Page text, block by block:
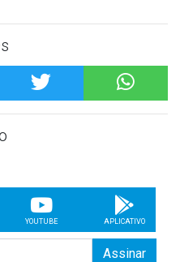
YOUTUBE APLICATIVO
Assinar